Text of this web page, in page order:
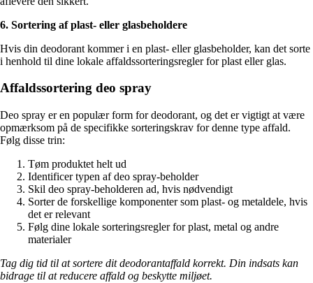
6. Sortering af plast- eller glasbeholdere
Hvis din deodorant kommer i en plast- eller glasbeholder, kan det sorte
i henhold til dine lokale affaldssorteringsregler for plast eller glas.
Affaldssortering deo spray
Deo spray er en populær form for deodorant, og det er vigtigt at være
opmærksom på de specifikke sorteringskrav for denne type affald.
Følg disse trin:
Tøm produktet helt ud
Identificer typen af deo spray-beholder
Skil deo spray-beholderen ad, hvis nødvendigt
Sorter de forskellige komponenter som plast- og metaldele, hvis
det er relevant
Følg dine lokale sorteringsregler for plast, metal og andre
materialer
Tag dig tid til at sortere dit deodorantaffald korrekt. Din indsats kan
bidrage til at reducere affald og beskytte miljøet.